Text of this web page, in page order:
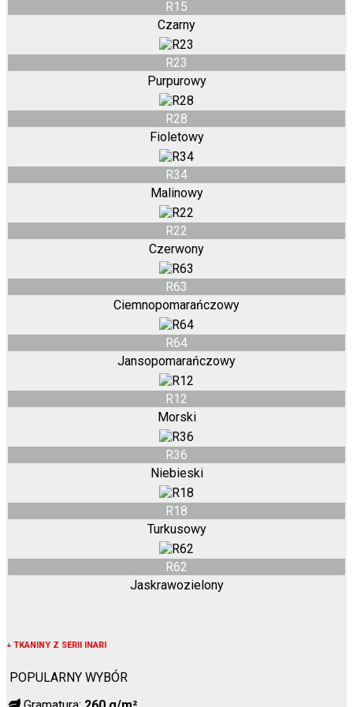
R15
Czarny
R23
Purpurowy
R28
Fioletowy
R34
Malinowy
R22
Czerwony
R63
Ciemnopomarańczowy
R64
Jansopomarańczowy
R12
Morski
R36
Niebieski
R18
Turkusowy
R62
Jaskrawozielony
↓ TKANINY Z SERII INARI
POPULARNY WYBÓR